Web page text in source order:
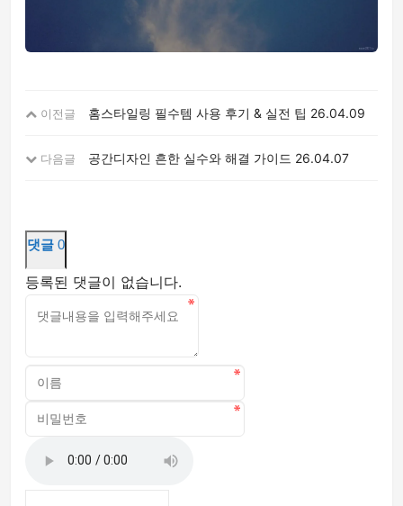
이전글 홈스타일링 필수템 사용 후기 & 실전 팁 26.04.09
다음글 공간디자인 흔한 실수와 해결 가이드 26.04.07
댓글 0
등록된 댓글이 없습니다.